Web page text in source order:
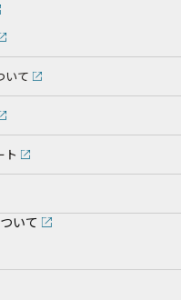
いて
ト
いて